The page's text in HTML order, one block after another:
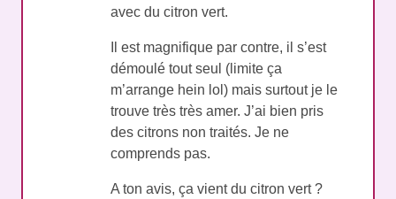
avec du citron vert.
Il est magnifique par contre, il s’est
démoulé tout seul (limite ça
m’arrange hein lol) mais surtout je le
trouve très très amer. J’ai bien pris
des citrons non traités. Je ne
comprends pas.
A ton avis, ça vient du citron vert ?